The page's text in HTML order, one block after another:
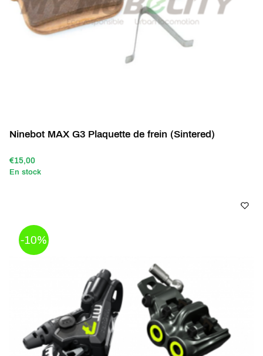
Ninebot MAX G3 Plaquette de frein (Sintered)
€15,00
En stock
-10%